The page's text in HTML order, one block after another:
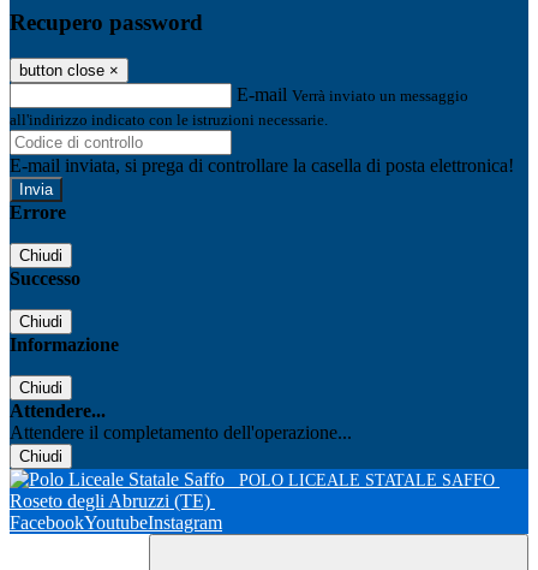
Recupero password
button close ×
E-mail Verrà inviato un messaggio
all'indirizzo indicato con le istruzioni necessarie.
E-mail inviata, si prega di controllare la casella di posta elettronica!
Errore
Chiudi
Successo
Chiudi
Informazione
Chiudi
Attendere...
Attendere il completamento dell'operazione...
Chiudi
POLO LICEALE STATALE SAFFO
Roseto degli Abruzzi (TE)
FacebookYoutubeInstagram